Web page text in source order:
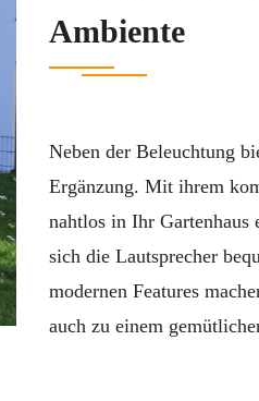
Ambiente
Neben der Beleuchtung
Ergänzung. Mit ihrem
nahtlos in Ihr Gartenhaus
sich die Lautsprecher
modernen Features
auch zu einem